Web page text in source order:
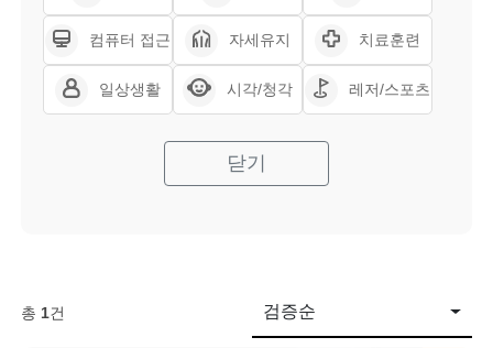
컴퓨터 접근 자세유지 치료훈련
일상생활 시각/청각 레저/스포츠
닫기
총 1건 검증순